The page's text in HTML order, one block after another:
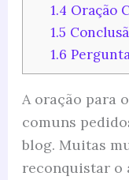
1.4 Oração
1.5
1.6
A oração para
comuns
blog. Muitas
reconquistar o